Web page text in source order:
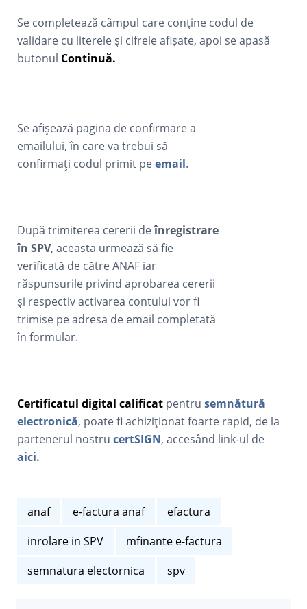
Se completează câmpul care conține codul de
validare cu literele și cifrele afișate, apoi se apasă
butonul Continuă.
Se afișează pagina de confirmare a
emailului, în care va trebui să
confirmați codul primit peemail.
După trimiterea cererii deînregistrare
în SPV, aceasta urmează să fie
verificată de către ANAF iar
răspunsurile privind aprobarea cererii
și respectiv activarea contului vor fi
trimise pe adresa de email completată
în formular.
Certificatul digital calificat pentrusemnătură
electronică, poate fi achiziționat foarte rapid, de la
partenerul nostrucertSIGN, accesând link-ul de
aici.
anaf e-factura anaf
efactura
inrolare in SPV
mfinante e-factura
semnatura electornica
spv